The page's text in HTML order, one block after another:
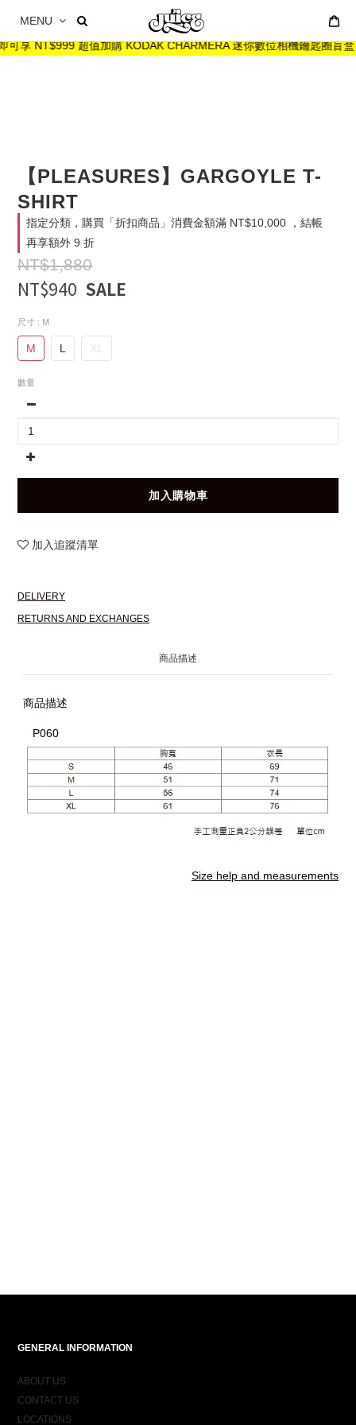
享 NT$999 超值加購 KODAK CHARMERA 迷你數位相機鑰匙圈盲盒
MENU
【PLEASURES】GARGOYLE T-
SHIRT
指定分類，購買「折扣商品」消費金額滿 NT$10,000 ，結帳
再享額外 9 折
NT$1,880
NT$940
尺寸 : M
M L XL
數量
加入購物車
加入追蹤清單
DELIVERY
RETURNS AND EXCHANGES
商品描述
商品描述
P060
Size help and measurements
GENERAL INFORMATION
ABOUT US
CONTACT US
LOCATIONS